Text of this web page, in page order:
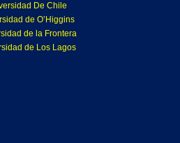
De Chile
de O’Higgins
de la Frontera
de Los Lagos